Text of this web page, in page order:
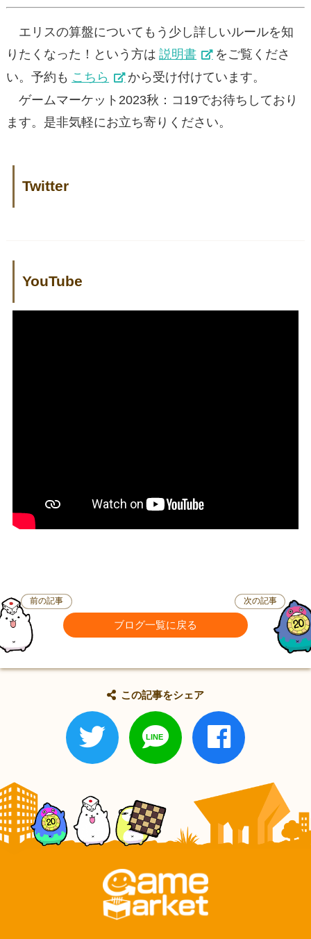
エリスの算盤についてもう少し詳しいルールを知
りたくなった！という方は 説明書
をご覧くださ
い。予約も こちら
から受け付けています。
ゲームマーケット2023秋：コ19でお待ちしており
ます。是非気軽にお立ち寄りください。
Twitter
YouTube
前の記事
ブログ一覧に戻る
次の記事
この記事をシェア